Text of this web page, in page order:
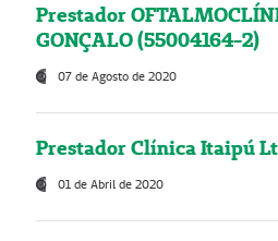
Prestador
GONÇALO (55004164-2)
07 de Agosto de 2020
Prestador Clínica Itaipú
01 de Abril de 2020